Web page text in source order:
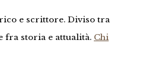
e scrittore. Diviso tra
fra storia e attualità. Chi